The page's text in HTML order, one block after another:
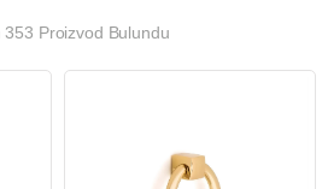
353 Proizvod Bulundu